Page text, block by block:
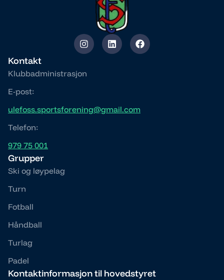
Kontakt
Klubbadministrasjon
E-post:
ulefoss.sportsforening@gmail.com
Telefon:
979 75 001
Grupper
Ski og løypelag
Turn
Fotball
Håndball
Turlag
Padel
Kontaktinformasjon til hovedstyret